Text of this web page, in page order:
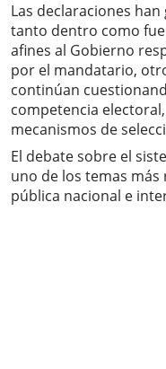
Las declaraciones
tanto dentro como
afines al Gobierno
por el mandatario,
continúan
competencia
mecanismos de
El debate sobre el
uno de los temas
pública nacional e